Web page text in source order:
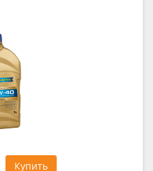
Купить